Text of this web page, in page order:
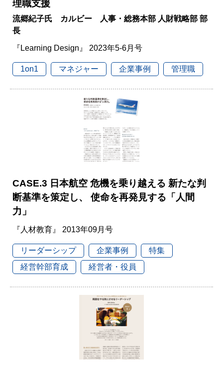
理職支援
流郷紀子氏 カルビー 人事・総務本部 人財戦略部 部
長
『Learning Design』 2023年5-6月号
1on1 マネジャー 企業事例 管理職
CASE.3 日本航空 危機を乗り越える 新たな判
断基準を策定し、 使命を再発見する「人間
力」
『人材教育』 2013年09月号
リーダーシップ 企業事例
特集
経営幹部育成
経営者・役員